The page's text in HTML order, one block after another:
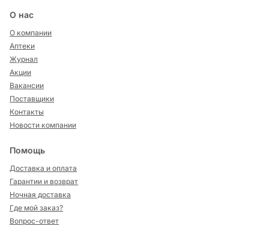
О нас
О компании
Аптеки
Журнал
Акции
Вакансии
Поставщики
Контакты
Новости компании
Помощь
Доставка и оплата
Гарантии и возврат
Ночная доставка
Где мой заказ?
Вопрос-ответ